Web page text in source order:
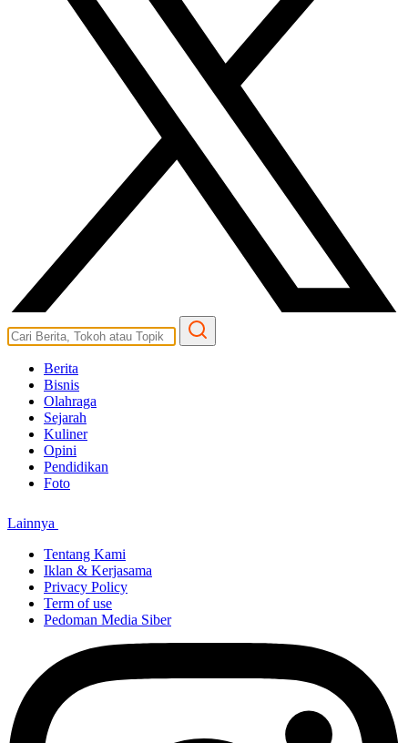
Berita
Bisnis
Olahraga
Sejarah
Kuliner
Opini
Pendidikan
Foto
Lainnya
Tentang Kami
Iklan & Kerjasama
Privacy Policy
Term of use
Pedoman Media Siber